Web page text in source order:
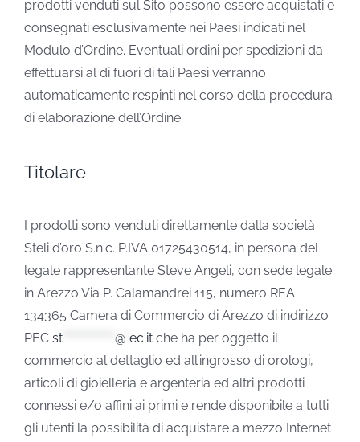
prodotti venduti sul Sito possono essere acquistati e
consegnati esclusivamente nei Paesi indicati nel
Modulo d’Ordine. Eventuali ordini per spedizioni da
effettuarsi al di fuori di tali Paesi verranno
automaticamente respinti nel corso della procedura
di elaborazione dell’Ordine.
Titolare
I prodotti sono venduti direttamente dalla società
Steli d’oro S.n.c. P.IVA 01725430514, in persona del
legale rappresentante Steve Angeli, con sede legale
in Arezzo Via P. Calamandrei 115, numero REA
134365 Camera di Commercio di Arezzo di indirizzo
PEC st @ ec.it che ha per oggetto il
commercio al dettaglio ed all’ingrosso di orologi,
articoli di gioielleria e argenteria ed altri prodotti
connessi e/o affini ai primi e rende disponibile a tutti
gli utenti la possibilità di acquistare a mezzo Internet